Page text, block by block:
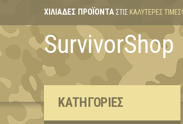
ΧΙΛΙΆΔΕΣ ΠΡΟΪΌΝΤΑΣΤΙΣ ΚΑΛΎΤΕΡΕΣ ΤΙΜΈΣ!
SurvivorShop
ΚΑΤΗΓΟΡΊΕΣ